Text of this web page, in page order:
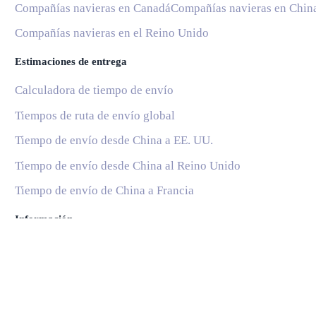
Compañías navieras en CanadáCompañías navieras en
Compañías navieras en el Reino Unido
Estimaciones de entrega
Calculadora de tiempo de envío
Tiempos de ruta de envío global
Tiempo de envío desde China a EE. UU.
Tiempo de envío desde China al Reino Unido
Tiempo de envío de China a Francia
Información